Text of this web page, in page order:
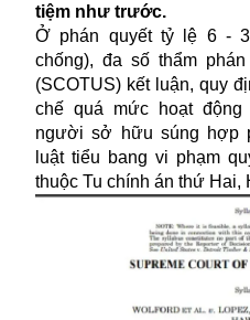
tiệm như trước.
Ở phán quyết tỷ lệ 6 -
chống), đa số thẩm
(SCOTUS) kết luận, quy
chế quá mức hoạt
người sở hữu súng hợp
luật tiểu bang vi phạm
thuộc Tu chính án thứ Hai,